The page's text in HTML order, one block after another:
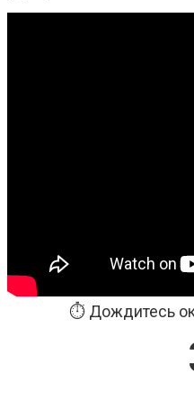
⏱️ Дождитесь